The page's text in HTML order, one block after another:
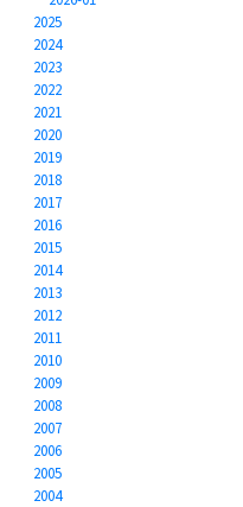
2025
2024
2023
2022
2021
2020
2019
2018
2017
2016
2015
2014
2013
2012
2011
2010
2009
2008
2007
2006
2005
2004